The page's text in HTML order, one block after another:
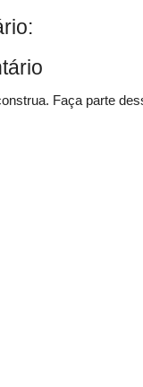
Faça parte